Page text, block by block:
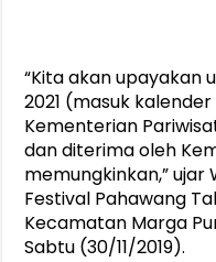
“Kita akan upayakan
2021 (masuk
Kementerian
dan diterima oleh
memungkinkan,”
Festival Pahawang
Kecamatan Marga
Sabtu (30/11/2019).